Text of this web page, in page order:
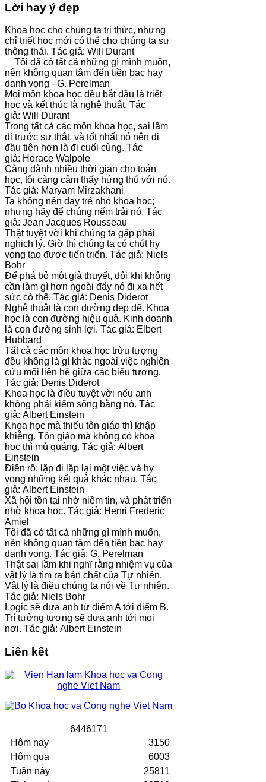
Lời hay ý đẹp
Khoa học cho chúng ta tri thức, nhưng
chỉ triết học mới có thể cho chúng ta sự
thông thái. Tác giả: Will Durant
Tôi đã có tất cả những gì mình muốn,
nên không quan tâm đến tiền bạc hay
danh vọng - G. Perelman
Mọi môn khoa học đều bắt đầu là triết
học và kết thúc là nghệ thuật. Tác
giả: Will Durant
Trong tất cả các môn khoa học, sai lầm
đi trước sự thật, và tốt nhất nó nên đi
đầu tiên hơn là đi cuối cùng. Tác
giả: Horace Walpole
Càng dành nhiều thời gian cho toán
học, tôi càng cảm thấy hứng thú với nó.
Tác giả: Maryam Mirzakhani
Ta không nên dạy trẻ nhỏ khoa học;
nhưng hãy để chúng nếm trải nó. Tác
giả: Jean Jacques Rousseau
Thật tuyệt vời khi chúng ta gặp phải
nghịch lý. Giờ thì chúng ta có chút hy
vọng tạo được tiến triển. Tác giả: Niels
Bohr
Để phá bỏ một giả thuyết, đôi khi không
cần làm gì hơn ngoài đẩy nó đi xa hết
sức có thể. Tác giả: Denis Diderot
Nghệ thuật là con đường đẹp đẽ. Khoa
học là con đường hiệu quả. Kinh doanh
là con đường sinh lợi. Tác giả: Elbert
Hubbard
Tất cả các môn khoa học trừu tượng
đều không là gì khác ngoài việc nghiên
cứu mối liên hệ giữa các biểu tượng.
Tác giả: Denis Diderot
Khoa học là điều tuyệt vời nếu anh
không phải kiếm sống bằng nó. Tác
giả: Albert Einstein
Khoa học mà thiếu tôn giáo thì khập
khiễng. Tôn giáo mà không có khoa
học thì mù quáng. Tác giả: Albert
Einstein
Điên rồ: lặp đi lặp lại một việc và hy
vọng những kết quả khác nhau. Tác
giả: Albert Einstein
Xã hội tồn tại nhờ niềm tin, và phát triển
nhờ khoa học. Tác giả: Henri Frederic
Amiel
Tôi đã có tất cả những gì mình muốn,
nên không quan tâm đến tiền bạc hay
danh vọng. Tác giả: G. Perelman
Thật sai lầm khi nghĩ rằng nhiệm vụ của
vật lý là tìm ra bản chất của Tự nhiên.
Vật lý là điều chúng ta nói về Tự nhiên.
Tác giả: Niels Bohr
Logic sẽ đưa anh từ điểm A tới điểm B.
Trí tưởng tượng sẽ đưa anh tới mọi
nơi. Tác giả: Albert Einstein
Liên kết
6446171
Hôm nay
Hôm qua
Tuần này
3150
6003
25811